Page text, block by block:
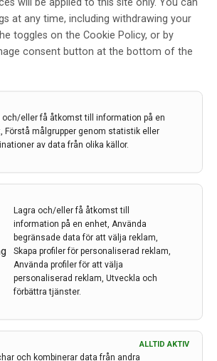
will be applied to this site only. You can
at any time, including withdrawing your
toggles on the Cookie Policy, or by
consent button at the bottom of the
och/eller få åtkomst till information på en
Förstå målgrupper genom statistik eller
av data från olika källor.
Lagra och/eller få åtkomst till
information på en enhet, Använda
begränsade data för att välja reklam,
Skapa profiler för personaliserad reklam,
Använda profiler för att välja
personaliserad reklam, Utveckla och
förbättra tjänster.
ALLTID AKTIV
och kombinerar data från andra
lampor kan ge huvudvärk
kan ge huvudvärk och migrän. Så
(sannolikt) har en flimrande led-
28 apr 2023
migränkliniker gynnar alla
kan vara att utbilda sjuksköterskor och